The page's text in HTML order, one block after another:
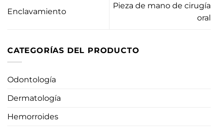
Enclavamiento
Pieza de mano de cirugía
oral
CATEGORÍAS DEL PRODUCTO
Odontología
Dermatología
Hemorroides